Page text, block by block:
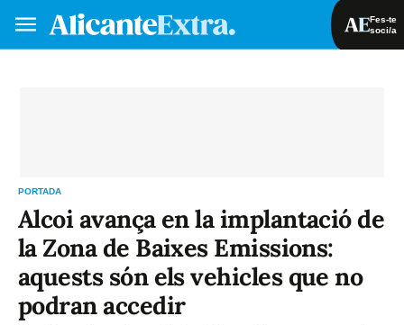
Fes-te
soci/a
PORTADA
Alcoi avança en la implantació de
la Zona de Baixes Emissions:
aquests són els vehicles que no
podran accedir